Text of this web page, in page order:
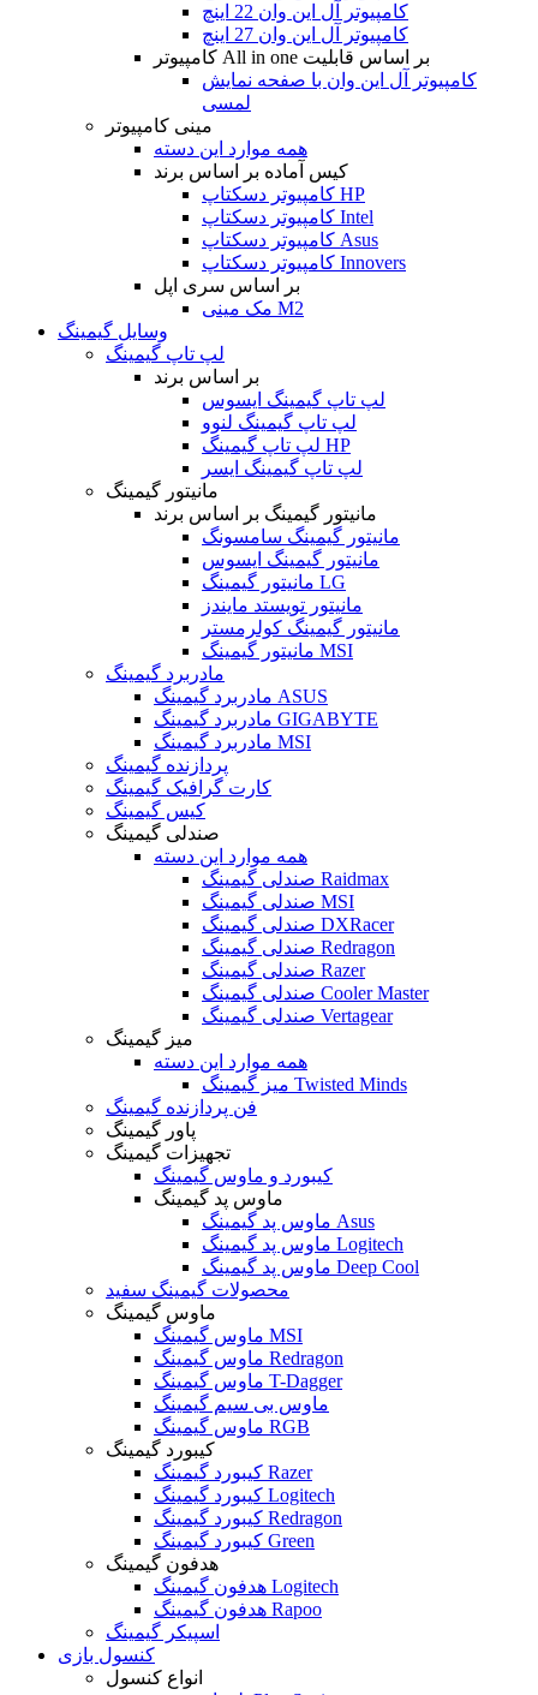
کامپیوتر آل این وان 22 اینچ
کامپیوتر آل این وان 27 اینچ
کامپیوتر All in one بر اساس قابلیت
کامپیوتر آل این وان با صفحه نمایش
لمسی
مینی کامپیوتر
همه موارد این دسته
کیس آماده بر اساس برند
کامپیوتر دسکتاپ HP
کامپیوتر دسکتاپ Intel
کامپیوتر دسکتاپ Asus
کامپیوتر دسکتاپ Innovers
بر اساس سری اپل
مک مینی M2
وسایل گیمینگ
لپ تاپ گیمینگ
بر اساس برند
لپ تاپ گیمینگ ایسوس
لپ تاپ گیمینگ لنوو
لپ تاپ گیمینگ HP
لپ تاپ گیمینگ ایسر
مانیتور گیمینگ
مانیتور گیمینگ بر اساس برند
مانیتور گیمینگ سامسونگ
مانیتور گیمینگ ایسوس
مانیتور گیمینگ LG
مانیتور تویستد مایندز
مانیتور گیمینگ کولرمستر
مانیتور گیمینگ MSI
مادربرد گیمینگ
مادربرد گیمینگ ASUS
مادربرد گیمینگ GIGABYTE
مادربرد گیمینگ MSI
پردازنده گیمینگ
کارت گرافیک گیمینگ
کیس گیمینگ
صندلی گیمینگ
همه موارد این دسته
صندلی گیمینگ Raidmax
صندلی گیمینگ MSI
صندلی گیمینگ DXRacer
صندلی گیمینگ Redragon
صندلی گیمینگ Razer
صندلی گیمینگ Cooler Master
صندلی گیمینگ Vertagear
میز گیمینگ
همه موارد این دسته
میز گیمینگ Twisted Minds
فن پردازنده گیمینگ
پاور گیمینگ
تجهیزات گیمینگ
کیبورد و ماوس گیمینگ
ماوس پد گیمینگ
ماوس پد گیمینگ Asus
ماوس پد گیمینگ Logitech
ماوس پد گیمینگ Deep Cool
محصولات گیمینگ سفید
ماوس گیمینگ
ماوس گیمینگ MSI
ماوس گیمینگ Redragon
ماوس گیمینگ T-Dagger
ماوس بی سیم گیمینگ
ماوس گیمینگ RGB
کیبورد گیمینگ
کیبورد گیمینگ Razer
کیبورد گیمینگ Logitech
کیبورد گیمینگ Redragon
کیبورد گیمینگ Green
هدفون گیمینگ
هدفون گیمینگ Logitech
هدفون گیمینگ Rapoo
اسپیکر گیمینگ
کنسول بازی
انواع کنسول